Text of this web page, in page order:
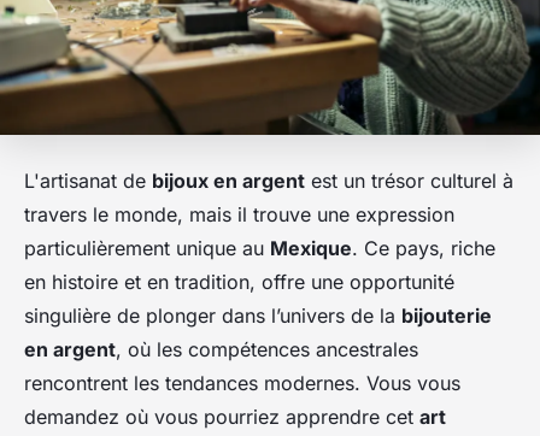
L'artisanat de bijoux en argent est un trésor culturel à
travers le monde, mais il trouve une expression
particulièrement unique au Mexique. Ce pays, riche
en histoire et en tradition, offre une opportunité
singulière de plonger dans l’univers de la bijouterie
en argent, où les compétences ancestrales
rencontrent les tendances modernes. Vous vous
demandez où vous pourriez apprendre cet art